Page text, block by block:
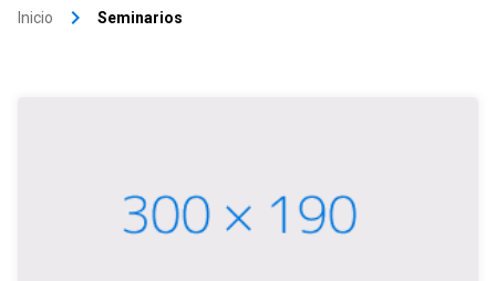
Inicio keyboard_arrow_right Seminarios